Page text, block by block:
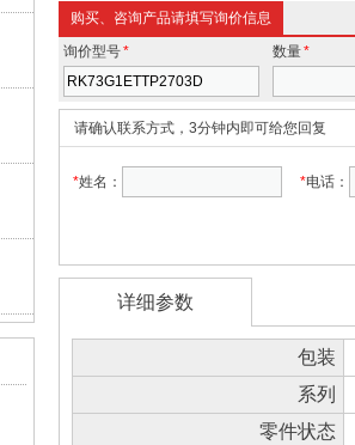
购买、咨询产品请填写询价信息
询价型号* 数量*
请确认联系方式，3分钟内即可给您回复
*姓名： *电话：
详细参数
包装
系列
零件状态